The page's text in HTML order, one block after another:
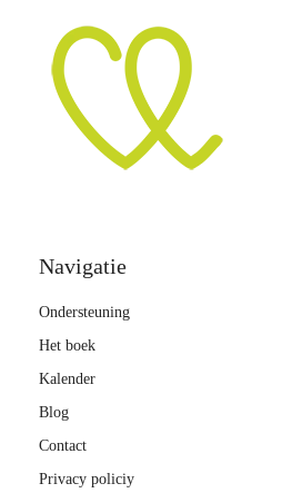
Navigatie
Ondersteuning
Het boek
Kalender
Blog
Contact
Privacy policiy